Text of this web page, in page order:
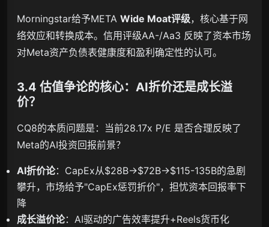
Morningstar给予META Wide Moat评级，核心基于网
络效应和转换成本。信用评级AA-/Aa3 反映了资本市场
对Meta资产负债表健康度和盈利确定性的认可。
3.4 估值争论的核心：AI折价还是成长溢
价？
CQ8的本质问题是：当前28.17x P/E 是否合理反映了
Meta的AI投资回报前景？
AI折价论：CapEx从$28B→$72B→$115-135B的急剧
攀升，市场给予"CapEx惩罚折价"，担忧资本回报率下
降
成长溢价论：AI驱动的广告效率提升+Reels货币化